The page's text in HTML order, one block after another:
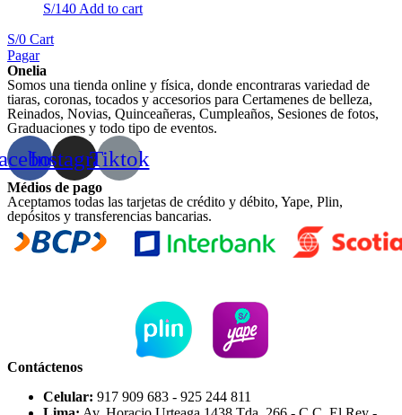
S/140 Add to cart
S/0 Cart
Pagar
Onelia
Somos una tienda online y física, donde encontraras variedad de
tiaras, coronas, tocados y accesorios para Certamenes de belleza,
Reinados, Novias, Quinceañeras, Cumpleaños, Sesiones de fotos,
Graduaciones y todo tipo de eventos.
InstagramTiktok
Médios de pago
Aceptamos todas las tarjetas de crédito y débito, Yape, Plin,
depósitos y transferencias bancarias.
Contáctenos
Celular: 917 909 683 - 925 244 811